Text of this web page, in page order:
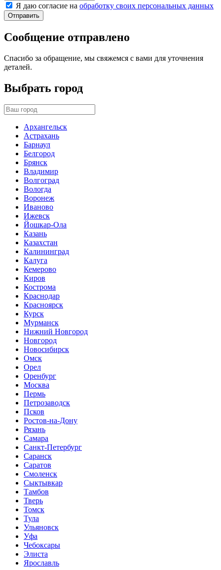
Я даю согласие на обработку своих персональных данных
Отправить
Сообщение отправлено
Спасибо за обращение, мы свяжемся с вами для уточнения
деталей.
Выбрать город
Архангельск
Астрахань
Барнаул
Белгород
Брянск
Владимир
Волгоград
Вологда
Воронеж
Иваново
Ижевск
Йошкар-Ола
Казань
Казахстан
Калининград
Калуга
Кемерово
Киров
Кострома
Краснодар
Красноярск
Курск
Мурманск
Нижний Новгород
Новгород
Новосибирск
Омск
Орел
Оренбург
Москва
Пермь
Петрозаводск
Псков
Ростов-на-Дону
Рязань
Самара
Санкт-Петербург
Саранск
Саратов
Смоленск
Сыктывкар
Тамбов
Тверь
Томск
Тула
Ульяновск
Уфа
Чебоксары
Элиста
Ярославль